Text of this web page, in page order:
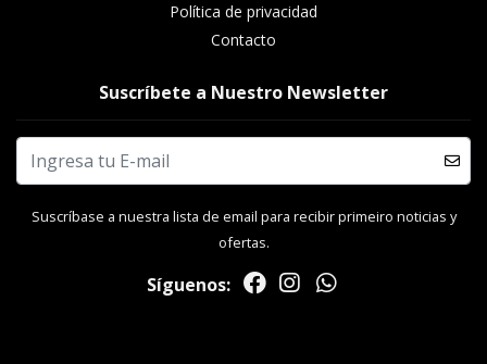
Política de privacidad
Contacto
Suscríbete a Nuestro Newsletter
Suscríbase a nuestra lista de email para recibir primeiro noticias y
ofertas.
Síguenos: